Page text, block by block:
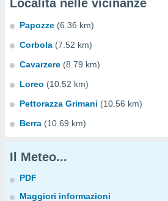
Località nelle vicinanze
Papozze (6.36 km)
Corbola (7.52 km)
Cavarzere (8.79 km)
Loreo (10.52 km)
Pettorazza Grimani (10.56 km)
Berra (10.69 km)
Il Meteo...
PDF
Maggiori informazioni